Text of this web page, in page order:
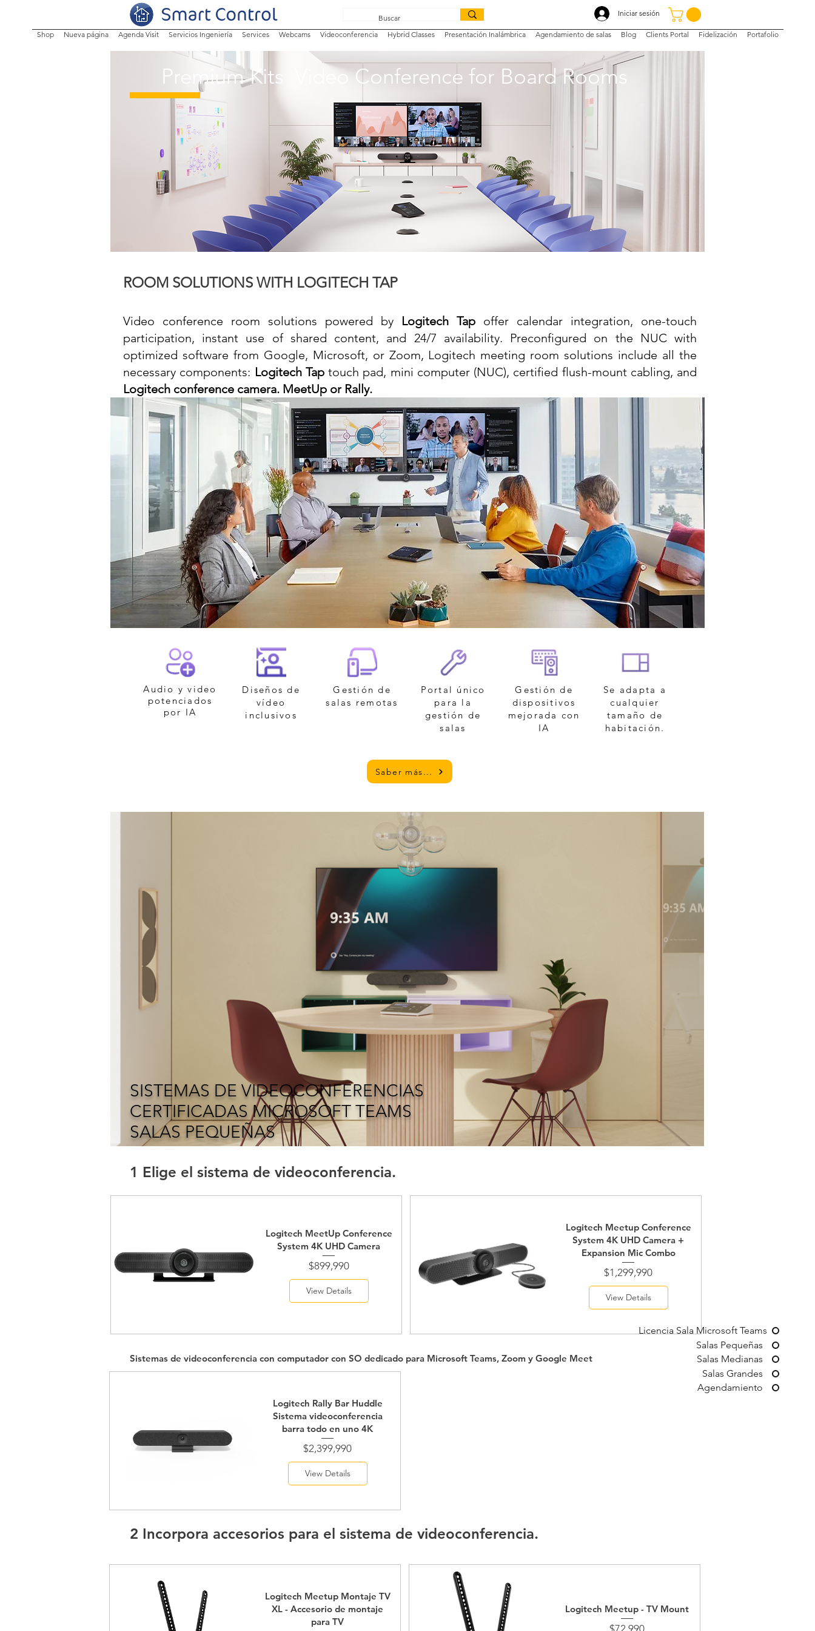
Iniciar sesión
Shop Nueva página Agenda Visit Servicios Ingeniería Services Webcams Videoconferencia Hybrid Classes Presentación Inalámbrica Agendamiento de salas Blog Clients Portal Fidelización Portafolio
Licencia Sala Microsoft Teams
Salas Pequeñas
Salas Medianas
Salas Grandes
Agendamiento
Premium Kits Video Conference for Board Rooms
ROOM SOLUTIONS WITH LOGITECH TAP
Video conference room solutions powered by Logitech Tap offer calendar integration, one-touch
participation, instant use of shared content, and 24/7 availability. Preconfigured on the NUC with
optimized software from Google, Microsoft, or Zoom, Logitech meeting room solutions include all the
necessary components: Logitech Taptouch pad, mini computer (NUC), certified flush-mount cabling, and
Logitech conference camera. MeetUp or Rally.
Audio y video
potenciados
por IA
Diseños de
vídeo
inclusivos
Gestión de
salas remotas
Portal único
para la
gestión de
salas
Gestión de
dispositivos
mejorada con
IA
Se adapta a
cualquier
tamaño de
habitación.
Saber más...
SISTEMAS DE VIDEOCONFERENCIAS
CERTIFICADAS MICROSOFT TEAMS
SALAS PEQUEÑAS
1 Elige el sistema de videoconferencia.
Logitech MeetUp Conference
System 4K UHD Camera
$899,990Price
View Details
Logitech Meetup Conference
System 4K UHD Camera +
Expansion Mic Combo
$1,299,990Price
View Details
Sistemas de videoconferencia con computador con SO dedicado para Microsoft Teams, Zoom y Google Meet
Logitech Rally Bar Huddle
Sistema videoconferencia
barra todo en uno 4K
$2,399,990Price
View Details
2 Incorpora accesorios para el sistema de videoconferencia.
Logitech Meetup Montaje TV
XL - Accesorio de montaje
para TV
Logitech Meetup - TV Mount
$72,990Price